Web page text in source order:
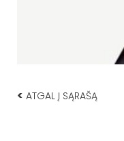
< ATGAL Į SĄRAŠĄ